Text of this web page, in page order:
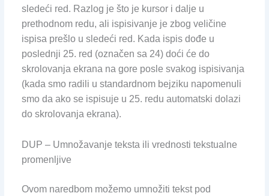
sledeći red. Razlog je što je kursor i dalje u
prethodnom redu, ali ispisivanje je zbog veličine
ispisa prešlo u sledeći red. Kada ispis dođe u
poslednji 25. red (označen sa 24) doći će do
skrolovanja ekrana na gore posle svakog ispisivanja
(kada smo radili u standardnom bejziku napomenuli
smo da ako se ispisuje u 25. redu automatski dolazi
do skrolovanja ekrana).
DUP – Umnožavanje teksta ili vrednosti tekstualne
promenljive
Ovom naredbom možemo umnožiti tekst pod